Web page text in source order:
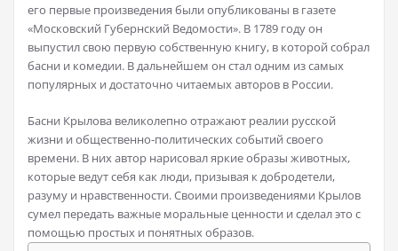
его первые произведения были опубликованы в газете
«Московский Губернский Ведомости». В 1789 году он
выпустил свою первую собственную книгу, в которой собрал
басни и комедии. В дальнейшем он стал одним из самых
популярных и достаточно читаемых авторов в России.
Басни Крылова великолепно отражают реалии русской
жизни и общественно-политических событий своего
времени. В них автор нарисовал яркие образы животных,
которые ведут себя как люди, призывая к добродетели,
разуму и нравственности. Своими произведениями Крылов
сумел передать важные моральные ценности и сделал это с
помощью простых и понятных образов.